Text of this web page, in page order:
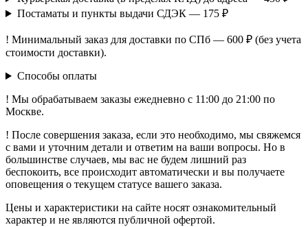
Постаматы и пункты выдачи СДЭК — 175 ₽
! Минимальный заказ для доставки по СПб — 600 ₽ (без учета
стоимости доставки).
Способы оплаты
! Мы обрабатываем заказы ежедневно с 11:00 до 21:00 по
Москве.
! После совершения заказа, если это необходимо, мы свяжемся
с вами и уточним детали и ответим на ваши вопросы. Но в
большинстве случаев, мы вас не будем лишний раз
беспокоить, все происходит автоматически и вы получаете
оповещения о текущем статусе вашего заказа.
Цены и характеристики на сайте носят ознакомительный
характер и не являются публичной офертой.